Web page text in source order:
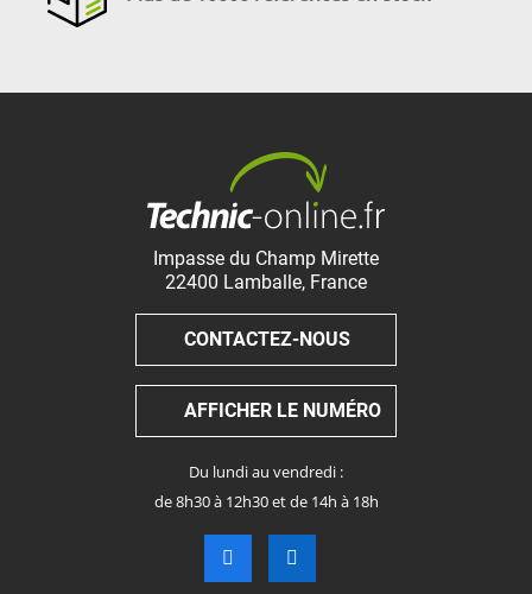
Impasse du Champ Mirette
22400 Lamballe, France
CONTACTEZ-NOUS
AFFICHER LE NUMÉRO
Du lundi au vendredi :
de 8h30 à 12h30 et de 14h à 18h